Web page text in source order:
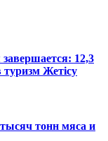
12,3
туризм Жетісу
тысяч тонн мяса и